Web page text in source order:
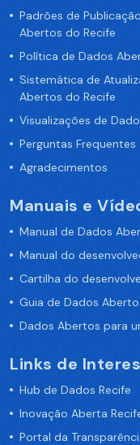
Padrões de
Abertos do Recife
Política de Dados
Sistemática de
Abertos do Recife
Visualizações de
Perguntas Frequentes
Agradecimentos
Manuais e
Manual de Dados
Manual do
Cartilha do
Guia de Dados
Dados Abertos para
Links de
Hub de Dados Recife
Inovação Aberta
Portal da